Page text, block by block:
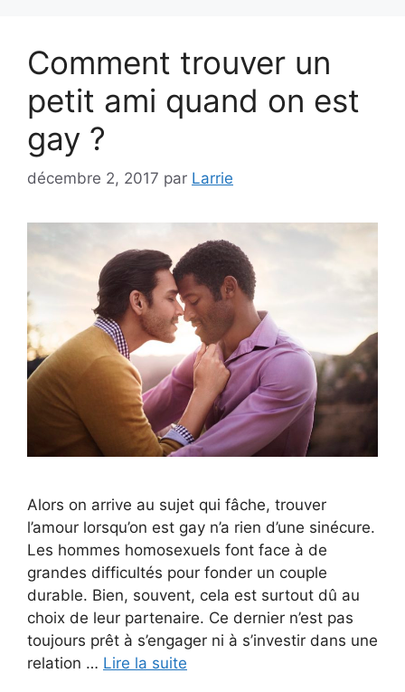
Comment trouver un
petit ami quand on est
gay ?
décembre 2, 2017 par Larrie
Alors on arrive au sujet qui fâche, trouver
l’amour lorsqu’on est gay n’a rien d’une sinécure.
Les hommes homosexuels font face à de
grandes difficultés pour fonder un couple
durable. Bien, souvent, cela est surtout dû au
choix de leur partenaire. Ce dernier n’est pas
toujours prêt à s’engager ni à s’investir dans une
relation … Lire la suite